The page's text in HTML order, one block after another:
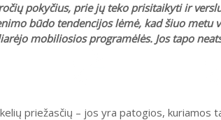
pokyčius, prie jų teko prisitaikyti ir
būdo tendencijos lėmė, kad šiuo metu
mobiliosios programėlės. Jos tapo
priežasčių – jos yra patogios, kuriamos